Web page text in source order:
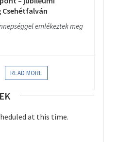
Csehétfalván
emlékeztek meg
READ MORE
at this time.